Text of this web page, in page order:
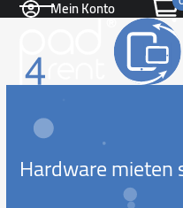
Skip
content
Mein Konto
Open
mobile
menu
Close
mobile
menu
Hardware